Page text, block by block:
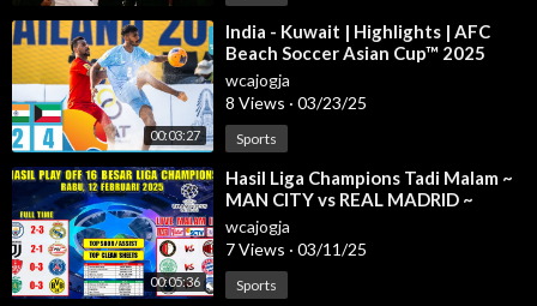
m la liga, top skor sementara la liga, klasemen sementara liga sp
anyol, hasil Barcelona tadi malam, hasil pertandingan Madrid li
ga Spanyol, Hasil Barcelona liga spanyol, update Klasemen la li
ga Spanyol, hasil Barcelona vs tadi malam, hasil la liga tadi mala
m, hasil la liga 2024, hasil Sepak Bola tadi malam, jadwal bola liv
e malam ini, hasil Madrid semalam, hasil Barca tadi malam,
Source: La Liga
#hasilligaspanyol2025 #hasillaliga2025
#jadwalligaspanyol #klasemenLaLiga2025 #LaLigaJornada27
00:03:27
⁣India - Kuwait | Highlights | AFC
Beach Soccer Asian Cup™ 2025
wcajogja
8 Views · 03/23/25
Sports
00:05:36
⁣Hasil Liga Champions Tadi Malam ~
MAN CITY vs REAL MADRID ~
JUVENTUS vs PSV ~ UCL 2025 Play
Off
wcajogja
7 Views · 03/11/25
Sports